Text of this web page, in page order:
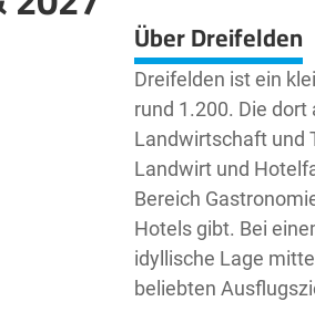
contributors Über Dreifelden
Dreifelden ist ein
rund 1.200. Die
Landwirtschaft und
Landwirt und
Bereich
Hotels gibt. Bei
idyllische Lage
beliebten